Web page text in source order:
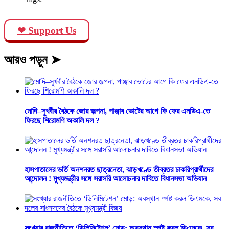
❤ Support Us
আরও পড়ুন ➤
মোদি–সুখবীর বৈঠকে জোর জল্পনা, পাঞ্জাব ভোটের আগে কি ফের এনডিএ-তে
ফিরছে শিরোমণি অকালি দল ?
হাসপাতালের ভর্তি অনশনরত ছাত্রনেতা, ঝাড়খণ্ডে তীব্রতর চাকরিপ্রার্থীদের
আন্দোলন ! মুখ্যমন্ত্রীর সঙ্গে সরাসরি আলোচনার দাবিতে বিধানসভা অভিযান